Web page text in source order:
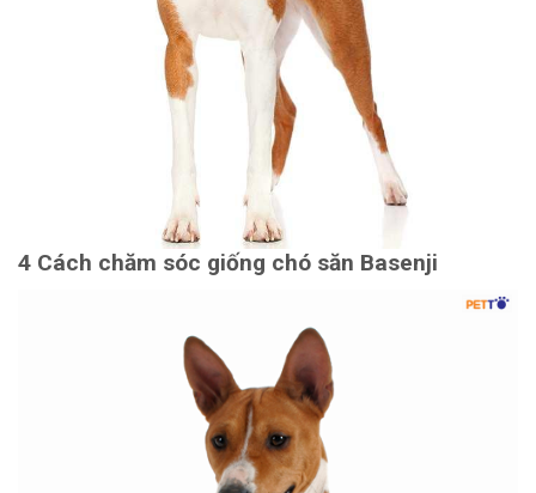
4 Cách chăm sóc giống chó săn Basenji